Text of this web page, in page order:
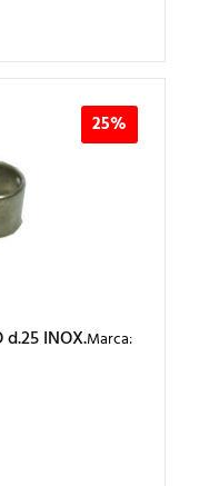
25%
d.25 INOX.Marca: